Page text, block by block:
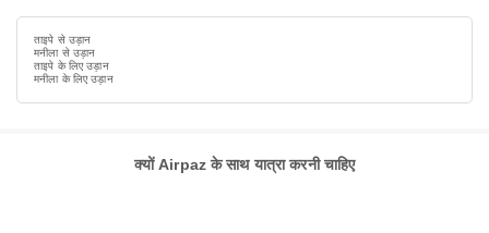
ताइपे से उड़ान
मनीला से उड़ान
ताइपे के लिए उड़ान
मनीला के लिए उड़ान
क्यों Airpaz के साथ यात्रा करनी चाहिए